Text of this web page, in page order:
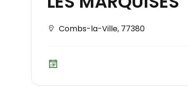
Combs-la-Ville, 77380